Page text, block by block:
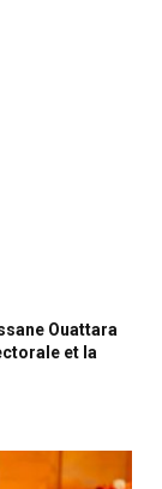
Ouattara
et la